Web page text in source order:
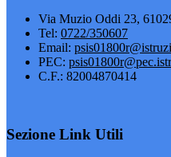
Via Muzio Oddi 23,
Tel: 0722/350607
Email:
PEC:
C.F.: 82004870414
Sezione Link Utili